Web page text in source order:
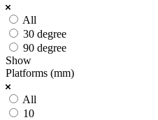
All
30 degree
90 degree
Show
Platforms (mm)
All
10